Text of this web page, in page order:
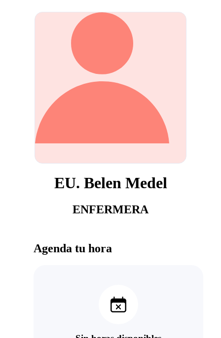
EU. Belen Medel
ENFERMERA
Agenda tu hora